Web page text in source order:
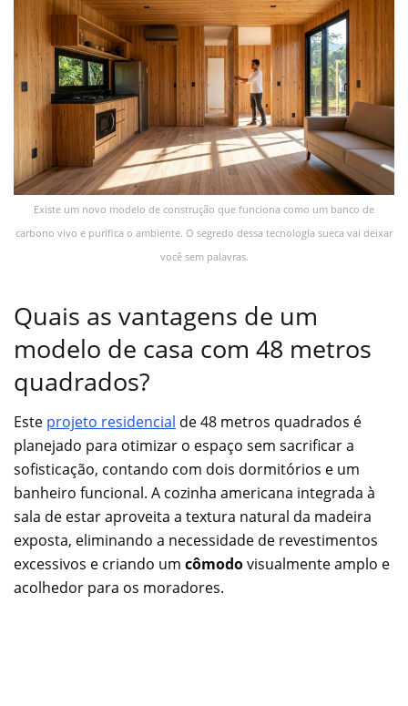
Existe um novo modelo de construção que funciona como um banco de
carbono vivo e purifica o ambiente. O segredo dessa tecnologia sueca vai deixar
você sem palavras.
Quais as vantagens de um
modelo de casa com 48 metros
quadrados?
Este projeto residencial de 48 metros quadrados é
planejado para otimizar o espaço sem sacrificar a
sofisticação, contando com dois dormitórios e um
banheiro funcional. A cozinha americana integrada à
sala de estar aproveita a textura natural da madeira
exposta, eliminando a necessidade de revestimentos
excessivos e criando um cômodovisualmente amplo e
acolhedor para os moradores.